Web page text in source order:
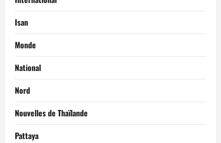
Isan
Monde
National
Nord
Nouvelles de Thaïlande
Pattaya